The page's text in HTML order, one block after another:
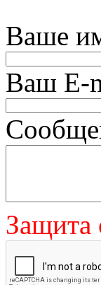
Ваше
Ваш E-
Защита